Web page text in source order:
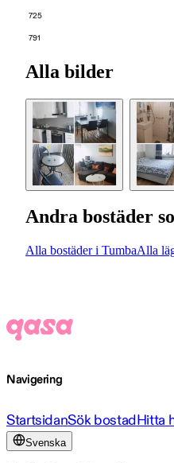
725
791
Alla bilder
Andra bostäder
Alla bostäder i TumbaAlla
Navigering
StartsidanSök bostadHitta
Svenska